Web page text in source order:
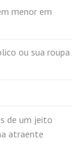
menor em
ou sua roupa
de um jeito
atraente